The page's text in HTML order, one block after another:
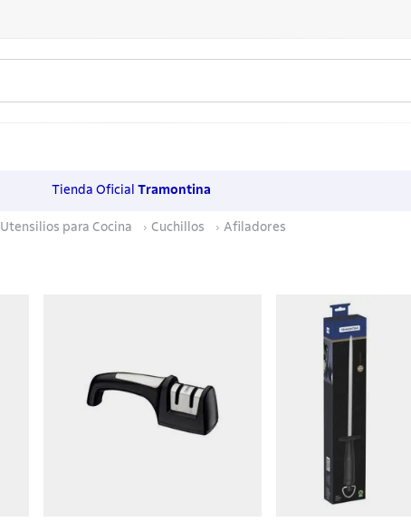
Tienda Oficial Tramontina
Utensilios para Cocina Cuchillos Afiladores